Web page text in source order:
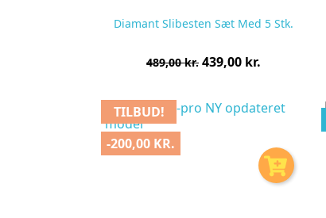
Diamant Slibesten Sæt Med 5 Stk.
Normalpris
489,00 kr. Pris
439,00 kr.
TILBUD!
-200,00 KR.